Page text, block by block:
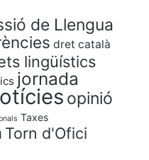
de Llengua
dret català
lingüístics
jornada
opinió
Taxes
Torn d'Ofici